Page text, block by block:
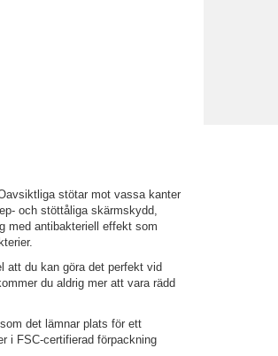
stötar mot vassa kanter
och stöttåliga skärmskydd,
med antibakteriell effekt som
att du kan göra det perfekt vid
du aldrig mer att vara rädd
det lämnar plats för ett
i FSC-certifierad förpackning